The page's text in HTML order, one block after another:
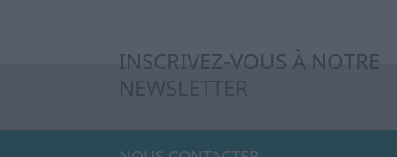
INSCRIVEZ-VOUS À NOTRE